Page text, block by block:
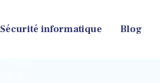
Sécurité informatique Blog